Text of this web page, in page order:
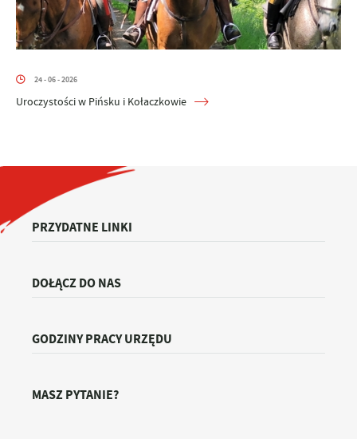
24 - 06 - 2026
Uroczystości w Pińsku i Kołaczkowie
PRZYDATNE LINKI
DOŁĄCZ DO NAS
GODZINY PRACY URZĘDU
MASZ PYTANIE?